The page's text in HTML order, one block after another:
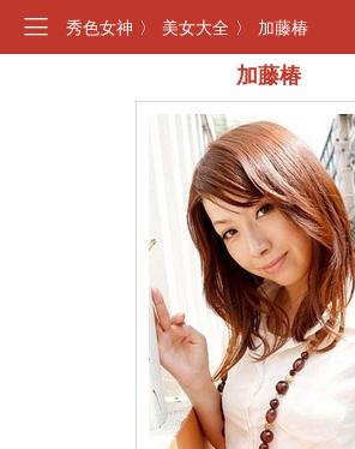
秀色女神 〉 美女大全 〉 加藤椿
加藤椿